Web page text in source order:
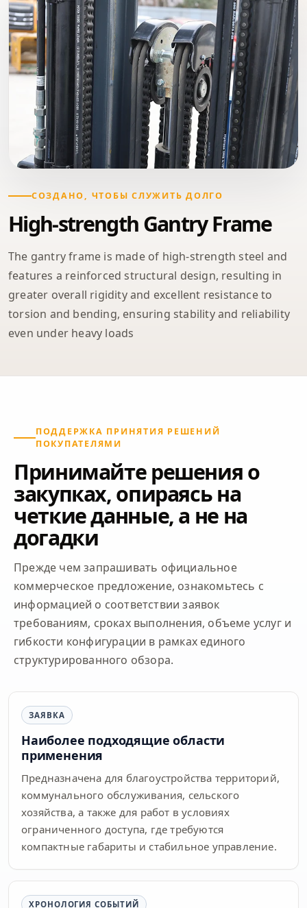
СОЗДАНО, ЧТОБЫ СЛУЖИТЬ ДОЛГО
High-strength Gantry Frame
The gantry frame is made of high-strength steel and
features a reinforced structural design, resulting in
greater overall rigidity and excellent resistance to
torsion and bending, ensuring stability and reliability
even under heavy loads
ПОДДЕРЖКА ПРИНЯТИЯ РЕШЕНИЙ
ПОКУПАТЕЛЯМИ
Принимайте решения о
закупках, опираясь на
четкие данные, а не на
догадки
Прежде чем запрашивать официальное
коммерческое предложение, ознакомьтесь с
информацией о соответствии заявок
требованиям, сроках выполнения, объеме услуг и
гибкости конфигурации в рамках единого
структурированного обзора.
ЗАЯВКА
Наиболее подходящие области
применения
Предназначена для благоустройства территорий,
коммунального обслуживания, сельского
хозяйства, а также для работ в условиях
ограниченного доступа, где требуются
компактные габариты и стабильное управление.
ХРОНОЛОГИЯ СОБЫТИЙ